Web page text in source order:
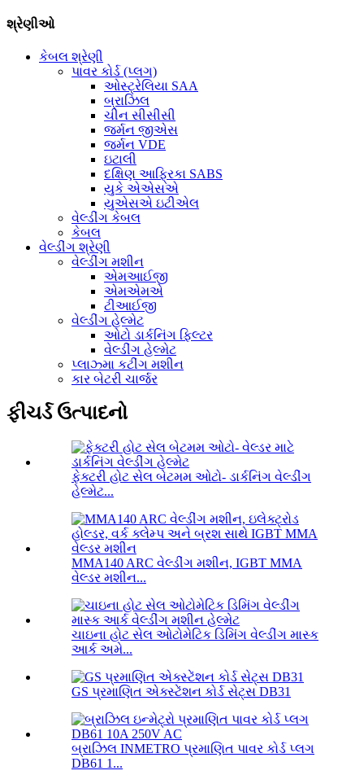
શ્રેણીઓ
કેબલ શ્રેણી
પાવર કોર્ડ (પ્લગ)
ઓસ્ટ્રેલિયા SAA
બ્રાઝિલ
ચીન સીસીસી
જર્મન જીએસ
જર્મન VDE
ઇટાલી
દક્ષિણ આફ્રિકા SABS
યુકે એએસએ
યુએસએ ઇટીએલ
વેલ્ડીંગ કેબલ
કેબલ
વેલ્ડીંગ શ્રેણી
વેલ્ડીંગ મશીન
એમઆઈજી
એમએમએ
ટીઆઈજી
વેલ્ડીંગ હેલ્મેટ
ઓટો ડાર્કનિંગ ફિલ્ટર
વેલ્ડીંગ હેલ્મેટ
પ્લાઝ્મા કટીંગ મશીન
કાર બેટરી ચાર્જર
ફીચર્ડ ઉત્પાદનો
ફેક્ટરી હોટ સેલ બેટમમ ઓટો- ડાર્કનિંગ વેલ્ડીંગ
હેલ્મેટ...
MMA140 ARC વેલ્ડીંગ મશીન, IGBT MMA
વેલ્ડર મશીન...
ચાઇના હોટ સેલ ઓટોમેટિક ડિમિંગ વેલ્ડીંગ માસ્ક
આર્ક અમે...
GS પ્રમાણિત એક્સ્ટેંશન કોર્ડ સેટ્સ DB31
બ્રાઝિલ INMETRO પ્રમાણિત પાવર કોર્ડ પ્લગ
DB61 1...